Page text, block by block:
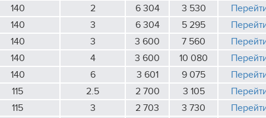
140
2 6 304 3 530
140
3 6 304 5 295
140
3 3 600 7 560
140
4 3 600 10 080
140
6 3 601 9 075
115
2.5 2 700 3 105
115
3 2 703 3 730